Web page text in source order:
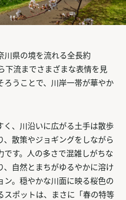
川県の境を流れる全長約
下流までさまざまな表情を見
ろうことで、川岸一帯が華やか
く、川沿いに広がる土手は散歩
、散策やジョギングをしながら
です。人の多さで混雑しがちな
、自然とまちがゆるやかに溶け
ン。穏やかな川面に映る桜色の
スポットは、まさに「春の特等